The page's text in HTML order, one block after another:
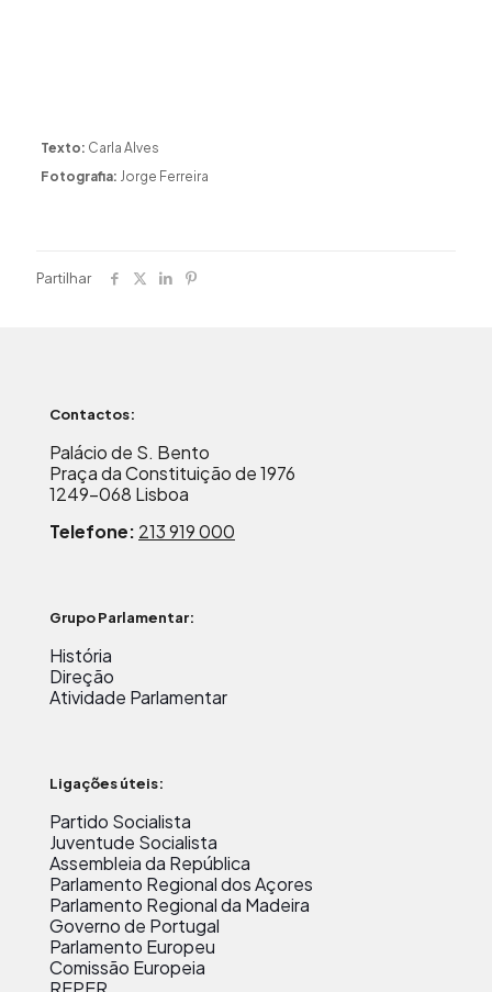
Texto: Carla Alves
Fotografia: Jorge Ferreira
Partilhar
Contactos:
Palácio de S. Bento
Praça da Constituição de 1976
1249-068 Lisboa
Telefone: 213 919 000
Grupo Parlamentar:
História
Direção
Atividade Parlamentar
Ligações úteis:
Partido Socialista
Juventude Socialista
Assembleia da República
Parlamento Regional dos Açores
Parlamento Regional da Madeira
Governo de Portugal
Parlamento Europeu
Comissão Europeia